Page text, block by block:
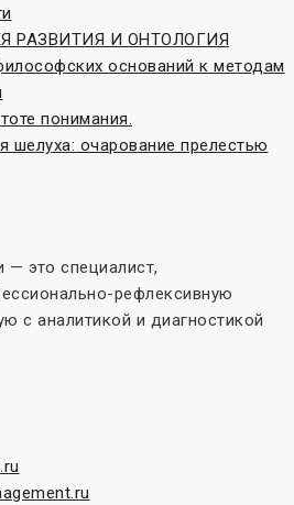
РАЗВИТИЯ И ОНТОЛОГИЯ
оснований к методам
понимания.
шелуха: очарование прелестью
— это специалист,
рефлексивную
с аналитикой и диагностикой